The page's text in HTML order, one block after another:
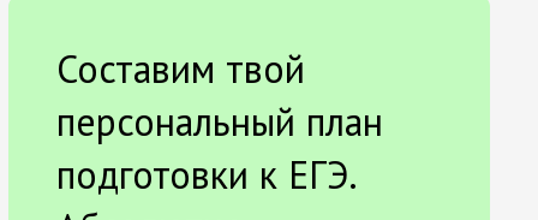
Составим твой
персональный план
подготовки к ЕГЭ.